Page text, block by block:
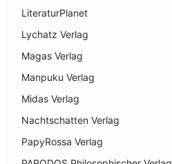
LiteraturPlanet
Lychatz Verlag
Magas Verlag
Manpuku Verlag
Midas Verlag
Nachtschatten Verlag
PapyRossa Verlag